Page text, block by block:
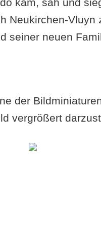
Neukirchen-Vluyn
seiner neuen
der
vergrößert